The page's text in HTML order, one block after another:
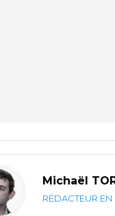
Michaël
RÉDACTEUR EN